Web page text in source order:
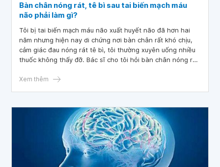
Bàn chân nóng rát, tê bì sau tai biến mạch máu
não phải làm gì?
Tôi bị tai biến mạch máu não xuất huyết não đã hơn hai
năm nhưng hiện nay di chứng nơi bàn chân rất khó chịu,
cảm giác đau nóng rát tê bì, tôi thường xuyên uống nhiều
thuốc không thấy đỡ. Bác sĩ cho tôi hỏi bàn chân nóng rát,
bác sĩ.
Xem thêm